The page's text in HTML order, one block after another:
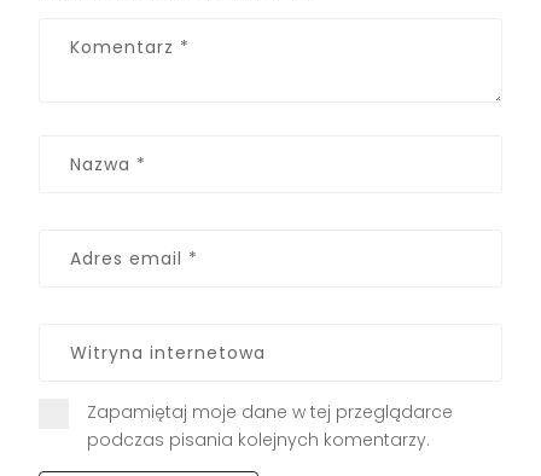
Zapamiętaj moje dane w tej przeglądarce
podczas pisania kolejnych komentarzy.